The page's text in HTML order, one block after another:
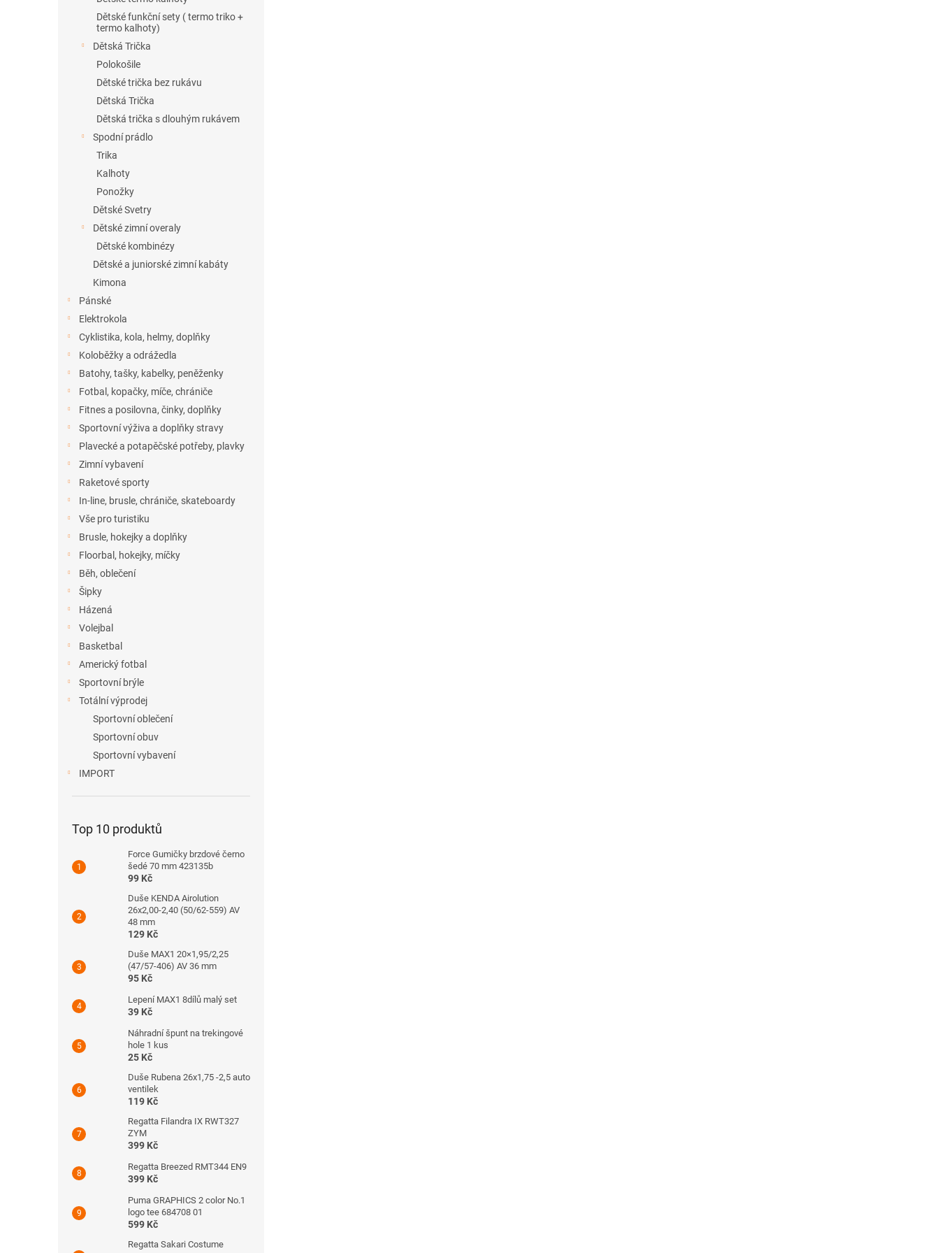
Dětské funkční sety ( termo triko +
termo kalhoty)
Dětská Trička
Polokošile
Dětské trička bez rukávu
Dětská Trička
Dětská trička s dlouhým rukávem
Spodní prádlo
Trika
Kalhoty
Ponožky
Dětské Svetry
Dětské zimní overaly
Dětské kombinézy
Dětské a juniorské zimní kabáty
Kimona
Pánské
Elektrokola
Cyklistika, kola, helmy, doplňky
Koloběžky a odrážedla
Batohy, tašky, kabelky, peněženky
Fotbal, kopačky, míče, chrániče
Fitnes a posilovna, činky, doplňky
Sportovní výživa a doplňky stravy
Plavecké a potapěčské potřeby, plavky
Zimní vybavení
Raketové sporty
In-line, brusle, chrániče, skateboardy
Vše pro turistiku
Brusle, hokejky a doplňky
Floorbal, hokejky, míčky
Běh, oblečení
Šipky
Házená
Volejbal
Basketbal
Americký fotbal
Sportovní brýle
Totální výprodej
Sportovní oblečení
Sportovní obuv
Sportovní vybavení
IMPORT
Top 10 produktů
Force Gumičky brzdové černo
šedé 70 mm 423135b
99 Kč
Duše KENDA Airolution
26x2,00-2,40 (50/62-559) AV
48 mm
129 Kč
Duše MAX1 20×1,95/2,25
(47/57-406) AV 36 mm
95 Kč
Lepení MAX1 8dílů malý set
39 Kč
Náhradní špunt na trekingové
hole 1 kus
25 Kč
Duše Rubena 26x1,75 -2,5 auto
ventilek
119 Kč
Regatta Filandra IX RWT327
ZYM
399 Kč
Regatta Breezed RMT344 EN9
399 Kč
Puma GRAPHICS 2 color No.1
logo tee 684708 01
599 Kč
Regatta Sakari Costume